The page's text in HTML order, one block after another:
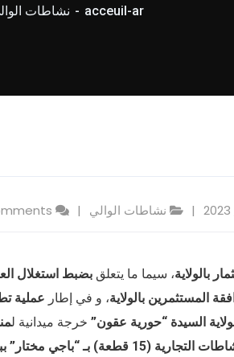
acceuil-ar نشاطات
نشاطات الوالي
بالولاية، سيما ما يتعلق بضبط استغلال
المستثمرين بالولاية، و في إطار عملية
السيدة “حورية عقون” خرجة ميدانية ل
“باجي مختار” ببلدية مجاز الصفاء